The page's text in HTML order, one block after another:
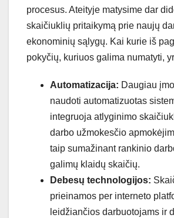
procesus. Ateityje matysime dar
skaičiuklių pritaikymą prie naujų
ekonominių sąlygų. Kai kurie iš
pokyčių, kuriuos galima numatyti,
Automatizacija: Daugiau
naudoti automatizuotas
integruoja atlyginimo
darbo užmokesčio
taip sumažinant rankinio
galimų klaidų skaičių.
Debesų technologijos:
prieinamos per interneto
leidžiančios darbuotojams ir